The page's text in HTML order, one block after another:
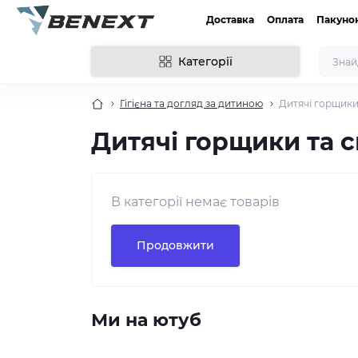
Доставка Оплата
Категорії
Гігієна та догляд за дитиною Дитячі
Дитячі горщики та
В категорії немає товарів
Продовжити
Ми на ютуб